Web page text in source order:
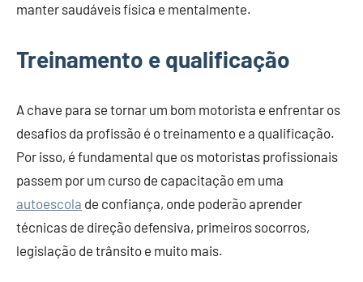
manter saudáveis física e mentalmente.
Treinamento e qualificação
A chave para se tornar um bom motorista e enfrentar os
desafios da profissão é o treinamento e a qualificação.
Por isso, é fundamental que os motoristas profissionais
passem por um curso de capacitação em uma
autoescola de confiança, onde poderão aprender
técnicas de direção defensiva, primeiros socorros,
legislação de trânsito e muito mais.